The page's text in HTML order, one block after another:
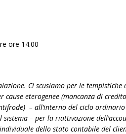
ore 14.00
Ci scusiamo per le tempistiche
cause eterogenee (mancanza di
– all’interno del ciclo
– per la riattivazione
dello stato contabile del